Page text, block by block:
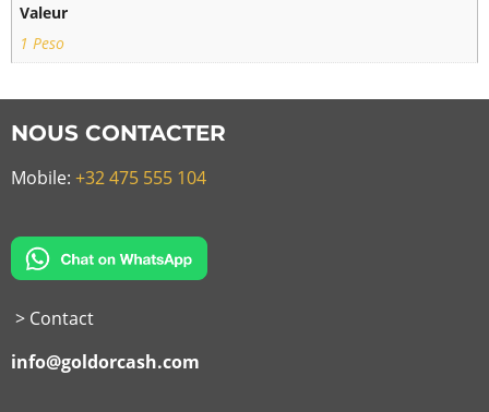
Valeur
1 Peso
NOUS CONTACTER
Mobile: +32 475 555 104
> Contact
info@goldorcash.com